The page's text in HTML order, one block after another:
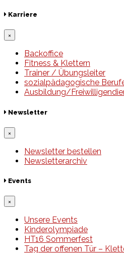
Karriere
×
Backoffice
Fitness & Klettern
Trainer / Übungsleiter
sozialpädagogische
Ausbildung/
Newsletter
×
Newsletter bestellen
Newsletterarchiv
Events
×
Unsere Events
Kinderolympiade
HT16 Sommerfest
Tag der offenen Tür –